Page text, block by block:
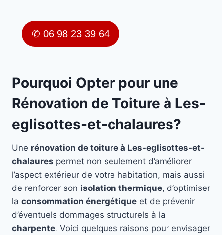
✆ 06 98 23 39 64
Pourquoi Opter pour une
Rénovation de Toiture à Les-
eglisottes-et-chalaures?
Une rénovation de toiture à Les-eglisottes-et-
chalaures permet non seulement d’améliorer
l’aspect extérieur de votre habitation, mais aussi
de renforcer son isolation thermique, d’optimiser
la consommation énergétique et de prévenir
d’éventuels dommages structurels à la
charpente. Voici quelques raisons pour envisager